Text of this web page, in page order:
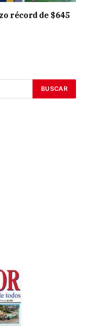
récord de $645